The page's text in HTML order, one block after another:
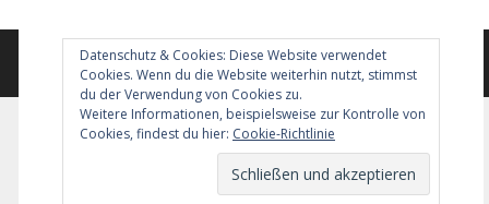
Datenschutz & Cookies: Diese Website verwendet
Cookies. Wenn du die Website weiterhin nutzt, stimmst
du der Verwendung von Cookies zu.
Weitere Informationen, beispielsweise zur Kontrolle von
Cookies, findest du hier: Cookie-Richtlinie
© 2026 Berlin hilft!• Erstellt mitGeneratePress